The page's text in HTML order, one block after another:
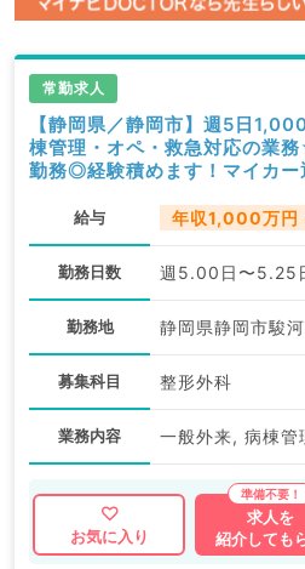
常勤求人
【静岡県／静岡市】週5日
棟管理・オペ・救急対応の業
勤務◎経験積めます！マイカ
給与 年収1,000万
勤務日数 週5.00日〜5.25
勤務地 静岡県静岡市駿
募集科目 整形外科
業務内容 一般外来, 病棟
お気に入り
求人を
紹介しても